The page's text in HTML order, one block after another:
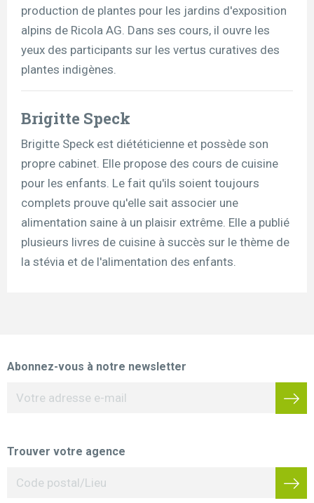
production de plantes pour les jardins d'exposition
alpins de Ricola AG. Dans ses cours, il ouvre les
yeux des participants sur les vertus curatives des
plantes indigènes.
Brigitte Speck
Brigitte Speck est diététicienne et possède son
propre cabinet. Elle propose des cours de cuisine
pour les enfants. Le fait qu'ils soient toujours
complets prouve qu'elle sait associer une
alimentation saine à un plaisir extrême. Elle a publié
plusieurs livres de cuisine à succès sur le thème de
la stévia et de l'alimentation des enfants.
Abonnez-vous à notre newsletter
Trouver votre agence